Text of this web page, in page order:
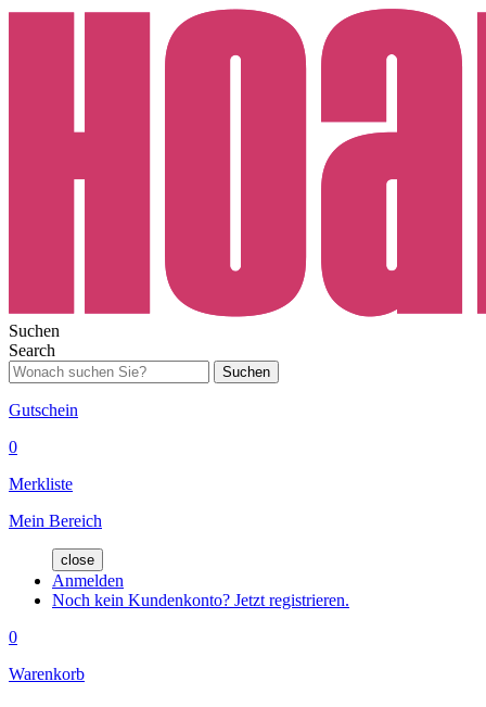
Suchen
Search
Suchen
Gutschein
0
Merkliste
Mein Bereich
close
Anmelden
Noch kein Kundenkonto? Jetzt registrieren.
0
Warenkorb